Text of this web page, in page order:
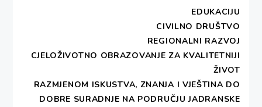
EDUKACIJU
CIVILNO DRUŠTVO
REGIONALNI RAZVOJ
CJELOŽIVOTNO OBRAZOVANJE ZA KVALITETNIJI
ŽIVOT
RAZMJENOM ISKUSTVA, ZNANJA I VJEŠTINA DO
DOBRE SURADNJE NA PODRUČJU JADRANSKE
PRIMARNA BESPLATNA PRAVNA
POMOĆ